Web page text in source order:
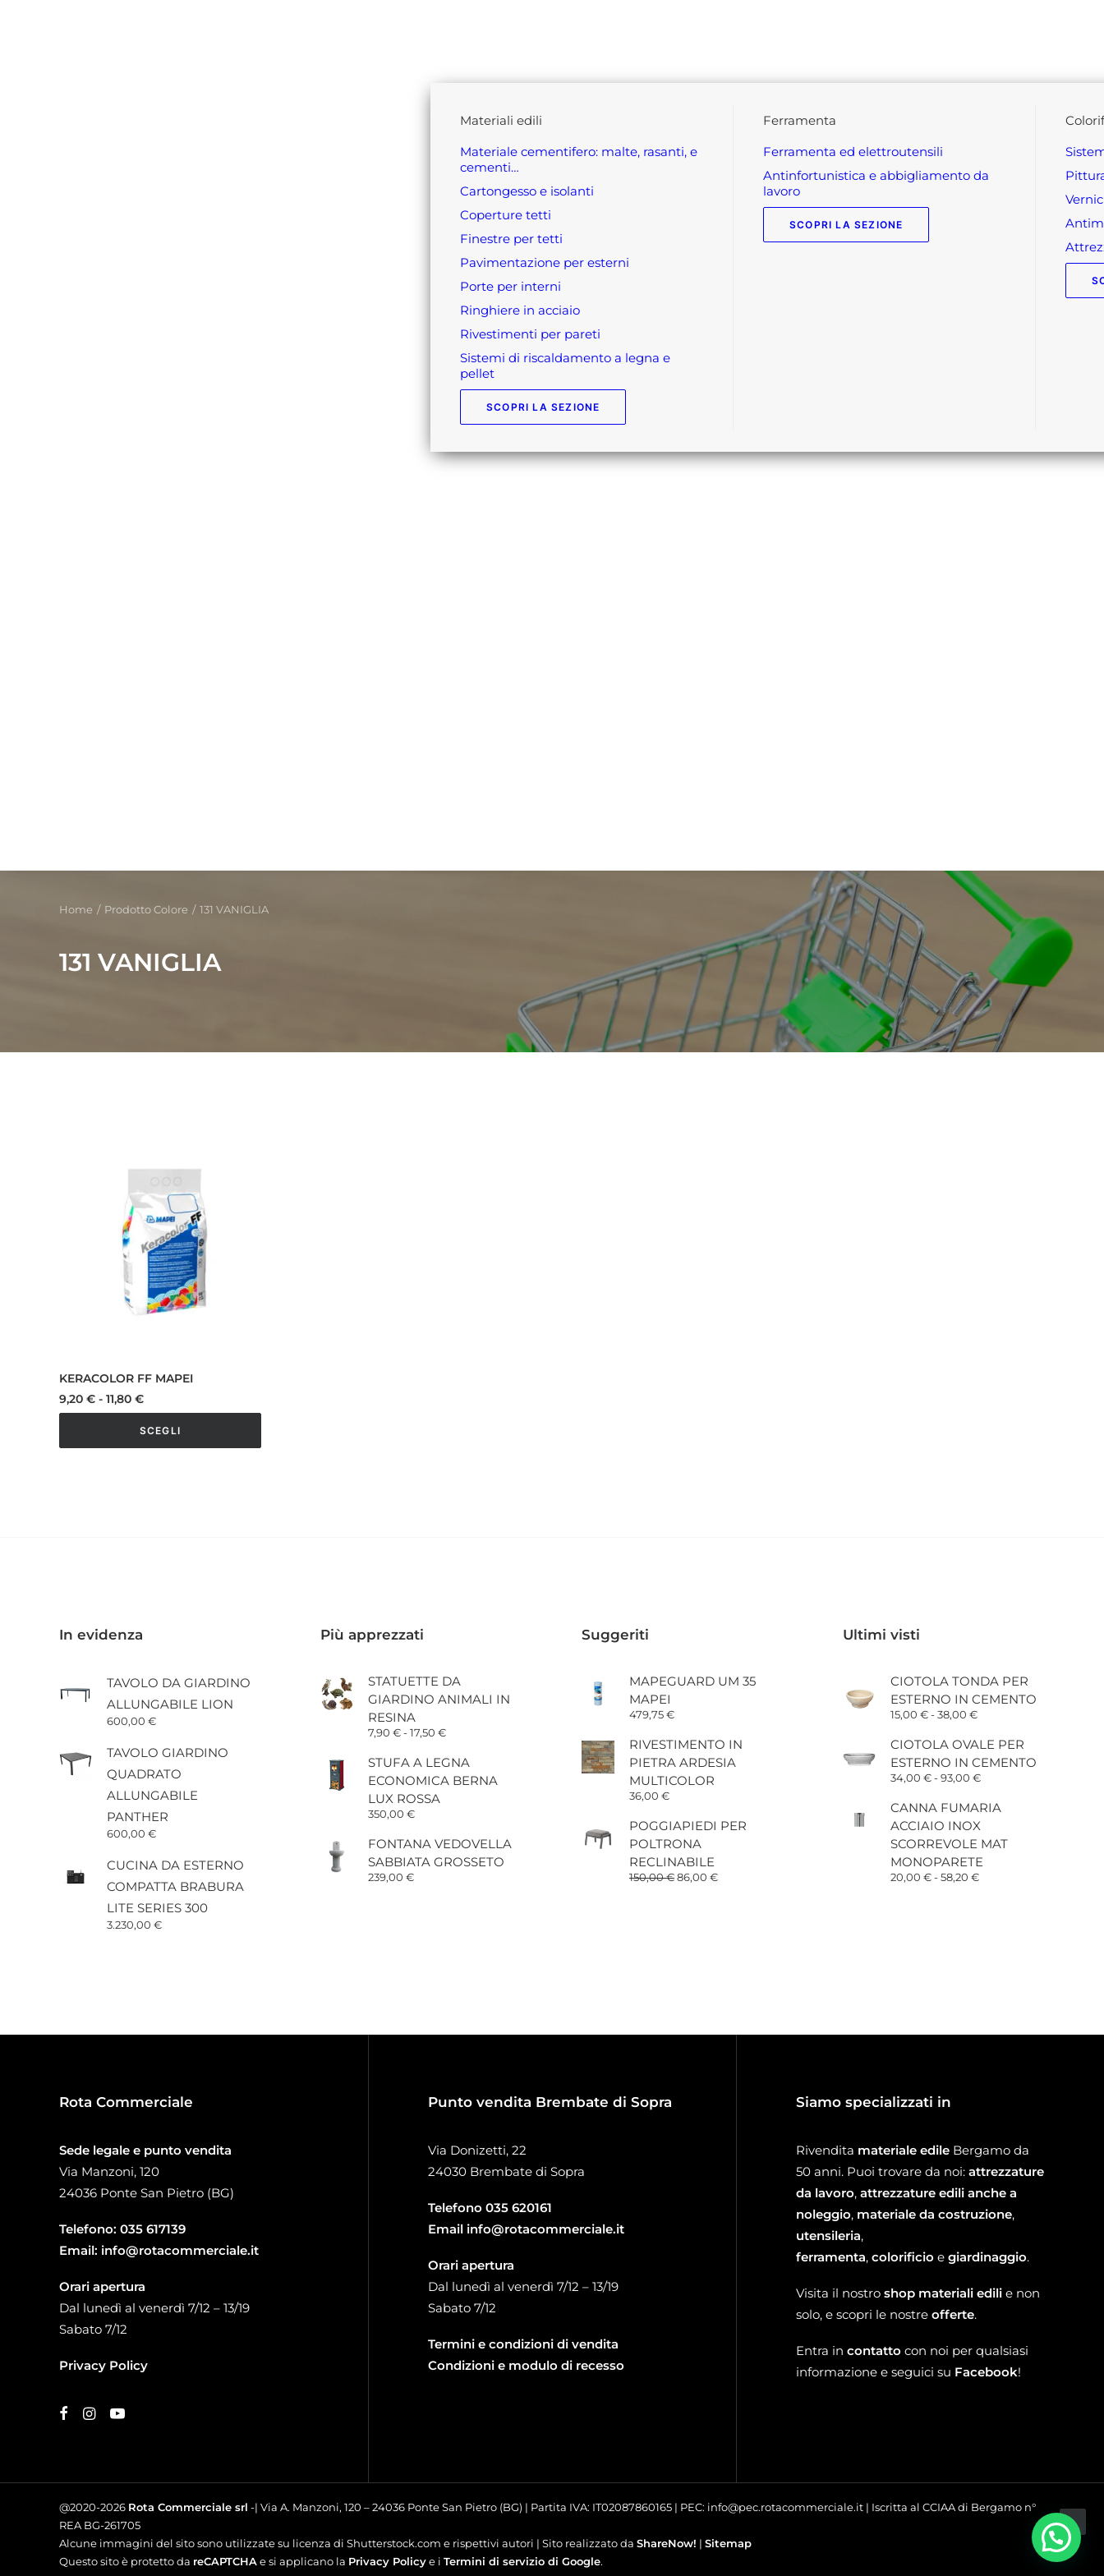
materiali edili
materiale cementifero: malte, rasanti, e
cementi…
cartongesso e isolanti
coperture tetti
finestre per tetti
pavimentazione per esterni
porte per interni
ringhiere in acciaio
rivestimenti per pareti
sistemi di riscaldamento a legna e
pellet
SCOPRI LA SEZIONE
ferramenta
ferramenta ed elettroutensili
antinfortunistica e abbigliamento da
lavoro
SCOPRI LA SEZIONE
Home Prodotto Colore 131 VANIGLIA
131 VANIGLIA
KERACOLOR FF MAPEI
9,20 € - 11,80 €Fascia
di
prezzo:
da
9,20 €
SCEGLI
pagina
del
In evidenza
TAVOLO DA GIARDINO
ALLUNGABILE LION
600,00 €
TAVOLO GIARDINO
QUADRATO
ALLUNGABILE
PANTHER
600,00 €
CUCINA DA ESTERNO
COMPATTA BRABURA
LITE SERIES 300
3.230,00 €
Più apprezzati
STATUETTE DA
GIARDINO ANIMALI IN
RESINA
7,90 €-17,50 €Fascia
prezzo:
da
7,90 €
STUFA A LEGNA
ECONOMICA BERNA
LUX ROSSA
350,00 €
FONTANA VEDOVELLA
SABBIATA GROSSETO
239,00 €
Suggeriti
MAPEGUARD UM 35
MAPEI
479,75€
RIVESTIMENTO IN
PIETRA ARDESIA
MULTICOLOR
36,00 €
POGGIAPIEDI PER
POLTRONA
RECLINABILE
150,00€Il
86,00 €Il
Ultimi visti
CIOTOLA TONDA PER
ESTERNO IN CEMENTO
15,00 €-38,00 €Fascia
prezzo:
da
15,00 €
a
CIOTOLA OVALE PER
ESTERNO IN CEMENTO
34,00 €-93,00 €Fascia
prezzo:
da
a
93,00 €
CANNA FUMARIA
ACCIAIO INOX
SCORREVOLE MAT
MONOPARETE
20,00 €-58,20 €Fascia
Rota Commerciale
Sede legale e punto vendita
Via Manzoni, 120
24036 Ponte San Pietro (BG)
Telefono: 035 617139
Email: info@rotacommerciale.it
Orari apertura
Dal lunedì al venerdì 7/12 – 13/19
Sabato 7/12
Privacy Policy
Punto vendita Brembate di Sopra
Via Donizetti, 22
24030 Brembate di Sopra
Telefono 035 620161
Email info@rotacommerciale.it
Orari apertura
Dal lunedì al venerdì 7/12 – 13/19
Sabato 7/12
Termini e condizioni di vendita
Condizioni e modulo di recesso
Siamo specializzati in
Rivendita materiale edile Bergamo da
50 anni. Puoi trovare da noi: attrezzature
da lavoro, attrezzature edili anche a
noleggio, materiale da costruzione,
utensileria,
ferramenta, colorificio e giardinaggio.
Visita il nostro shop materiali edili e non
solo, e scopri le nostre offerte.
Entra in contatto con noi per qualsiasi
informazione e seguici su Facebook!
@2020-2026 Rota Commerciale srl -| Via A. Manzoni, 120 – 24036 Ponte San Pietro (BG) | Partita IVA: IT02087860165 | PEC: info@pec.rotacommerciale.it | Iscritta al CCIAA di Bergamo n°
REA BG-261705
Alcune immagini del sito sono utilizzate su licenza di Shutterstock.com e rispettivi autori | Sito realizzato da ShareNow! | Sitemap
Questo sito è protetto da reCAPTCHAe si applicano la Privacy Policye i Termini di servizio di Google.